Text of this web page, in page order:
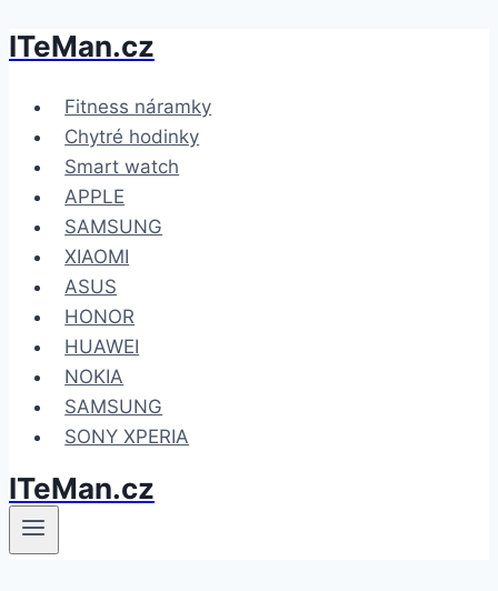
Přeskočit
obsah
ITeMan.cz
Fitness náramky
Chytré hodinky
Smart watch
APPLE
SAMSUNG
XIAOMI
ASUS
HONOR
HUAWEI
NOKIA
SAMSUNG
SONY XPERIA
ITeMan.cz